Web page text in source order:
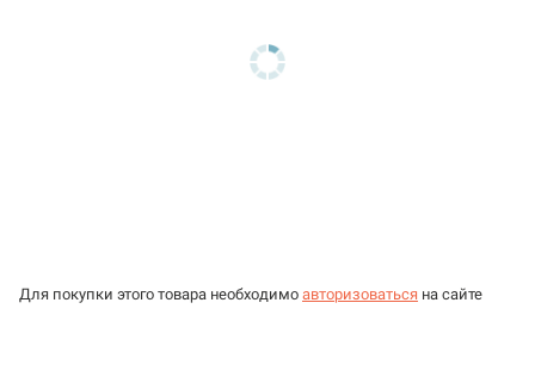
Для покупки этого товара необходимо авторизоваться на сайте